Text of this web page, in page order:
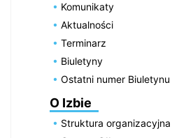
Komunikaty
Aktualności
Terminarz
Biuletyny
Ostatni numer Biuletynu
O Izbie
Struktura organizacyjna